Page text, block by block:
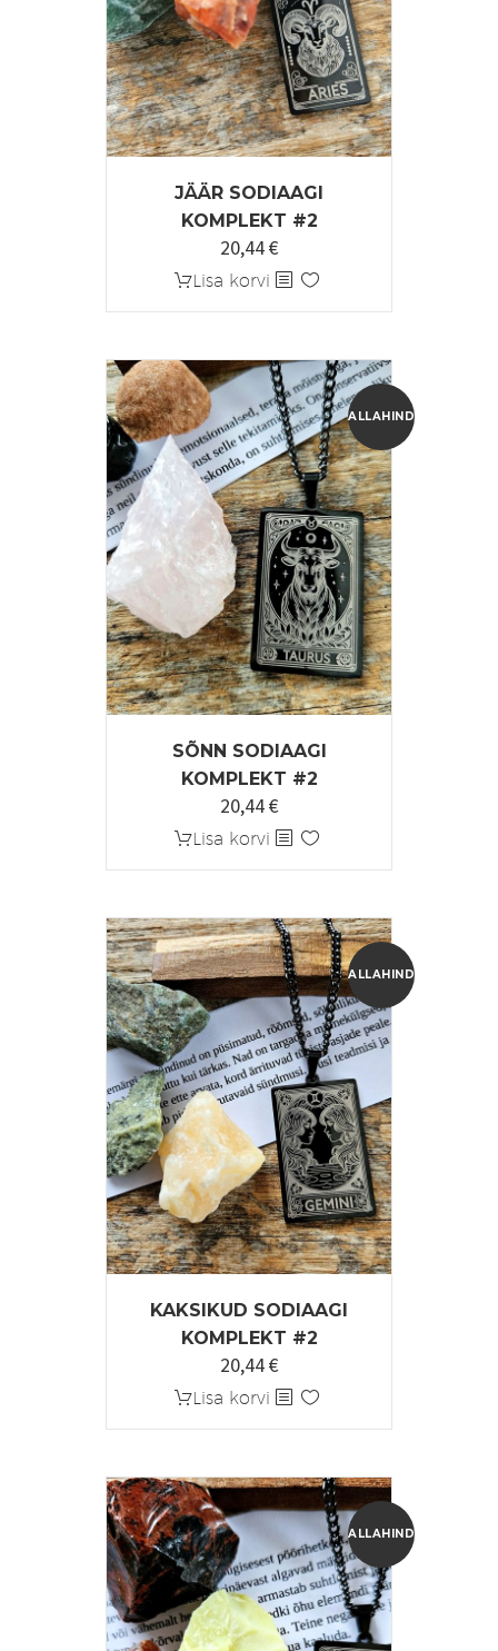
JÄÄR SODIAAGI
KOMPLEKT #2
Algne
hind
20,44€Praegune
hind
Lisa korvi
ALLAHINDLUS!
SÕNN SODIAAGI
KOMPLEKT #2
Algne
hind
20,44€Praegune
hind
Lisa korvi
ALLAHINDLUS!
KAKSIKUD SODIAAGI
KOMPLEKT #2
Algne
hind
20,44€Praegune
hind
Lisa korvi
ALLAHINDLUS!